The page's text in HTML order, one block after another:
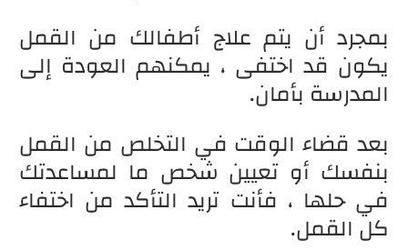
بمجرد أن يتم علاج أطفالك من القمل
يكون قد اختفى ، يمكنهم العودة إلى
المدرسة بأمان.
بعد قضاء الوقت في التخلص من القمل
بنفسك أو تعيين شخص ما لمساعدتك
في حلها ، فأنت تريد التأكد من اختفاء
كل القمل.